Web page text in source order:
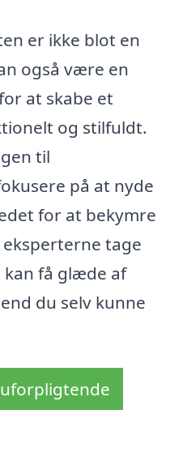
er ikke blot en
også være en
at skabe et
og stilfuldt.
til
på at nyde
for at bekymre
tage
kan få glæde af
du selv kunne